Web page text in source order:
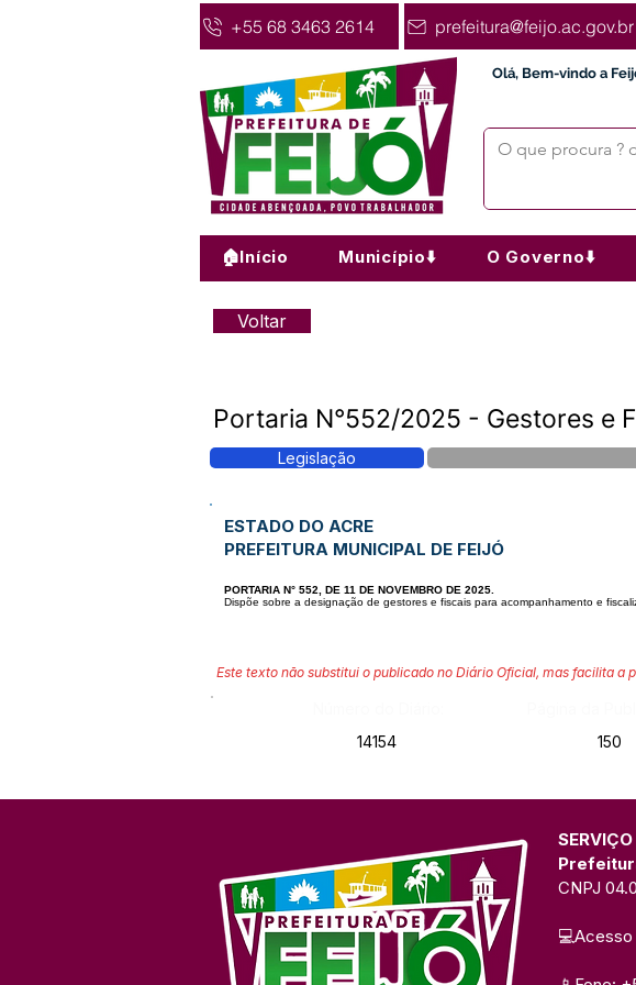
+55 68 3463 2614 prefeitura@feijo.ac.gov.br
Olá, Bem-vindo a
🏠Início Município⬇️ O Governo⬇️
Voltar
Portaria N°552/2025 - Gestores e
Legislação
ESTADO DO ACRE
PREFEITURA MUNICIPAL DE FEIJÓ
PORTARIA N° 552, DE 11 DE NOVEMBRO DE 2025.
Dispõe sobre a designação de gestores e fiscais para acompanhamento e
Este texto não substitui o publicado no Diário Oficial, mas facilita a
14154
150
CNPJ
💻Acesso